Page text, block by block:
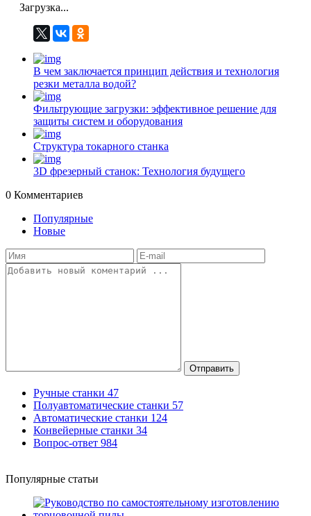
Загрузка...
В чем заключается принцип действия и технология
резки металла водой?
Фильтрующие загрузки: эффективное решение для
защиты систем и оборудования
Структура токарного станка
3D фрезерный станок: Технология будущего
0 Комментариев
Популярные
Новые
Отправить
Ручные станки 47
Полуавтоматические станки 57
Автоматические станки 124
Конвейерные станки 34
Вопрос-ответ 984
Популярные статьи